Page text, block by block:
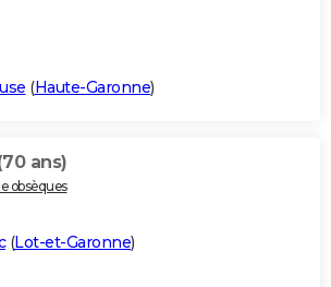
(Haute-Garonne)
ans)
obsèques
(Lot-et-Garonne)